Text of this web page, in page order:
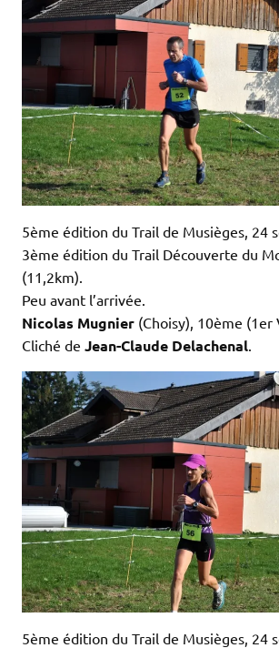
5ème édition du Trail de Musièges, 24
3ème édition du Trail Découverte du
(11,2km).
Peu avant l’arrivée.
Nicolas Mugnier (Choisy), 10ème (1er
Cliché de Jean-Claude Delachenal
5ème édition du Trail de Musièges, 24